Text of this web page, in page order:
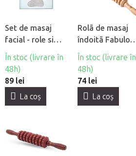
Set de masaj
facial - role si
gua sha - Ruženín
În stoc (livrare în
48h)
89 lei
La coş
Rolã de masaj
îndoitã Fabulo
pentru
madroterapie
În stoc (livrare în
48h)
74 lei
La coş